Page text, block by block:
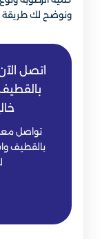
ونوضح لك طريقة
اتصل
تواصل
بالقطيف